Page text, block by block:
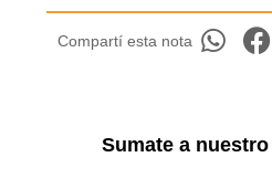
Compartí esta nota
Sumate a